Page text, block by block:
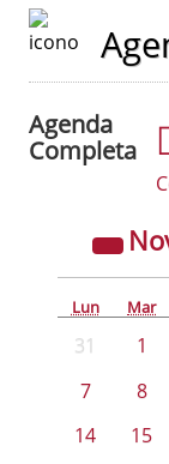
Agenda
Completa
Lun Mar
31 1
7
8
14
15